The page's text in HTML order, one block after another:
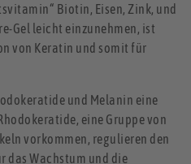
Biotin, Eisen, Zink, und
Gel leicht einzunehmen, ist
von Keratin und somit für
und Melanin eine
eine Gruppe von
vorkommen, regulieren den
das Wachstum und die